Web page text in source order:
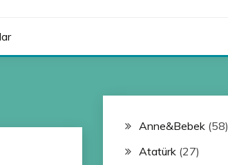
Anne&Bebek(58)
Atatürk(27)